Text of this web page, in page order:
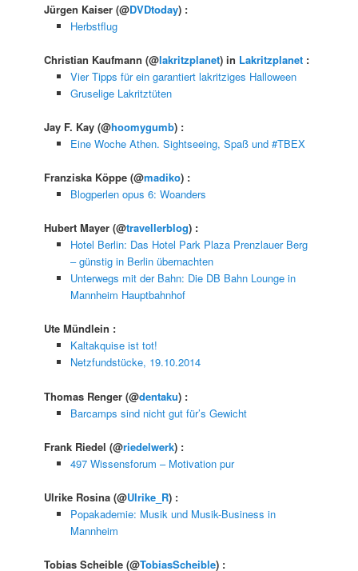
Jürgen Kaiser(@DVDtoday) :
Herbstflug
Christian Kaufmann(@lakritzplanet) in Lakritzplanet :
Vier Tipps für ein garantiert lakritziges Halloween
Gruselige Lakritztüten
Jay F. Kay(@hoomygumb) :
Eine Woche Athen. Sightseeing, Spaß und #TBEX
Franziska Köppe(@madiko) :
Blogperlen opus 6: Woanders
Hubert Mayer(@travellerblog) :
Hotel Berlin: Das Hotel Park Plaza Prenzlauer Berg
– günstig in Berlin übernachten
Unterwegs mit der Bahn: Die DB Bahn Lounge in
Mannheim Hauptbahnhof
Ute Mündlein :
Kaltakquise ist tot!
Netzfundstücke, 19.10.2014
Thomas Renger(@dentaku) :
Barcamps sind nicht gut für’s Gewicht
Frank Riedel(@riedelwerk) :
497 Wissensforum – Motivation pur
Ulrike Rosina(@Ulrike_R) :
Popakademie: Musik und Musik-Business in
Mannheim
Tobias Scheible(@TobiasScheible) :